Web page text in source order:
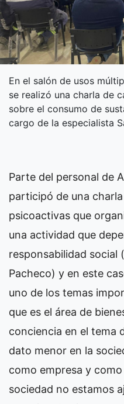
En el salón de usos
se realizó una charla de
sobre el consumo de
cargo de la especialista
Parte del personal de
participó de una
psicoactivas que
una actividad que
responsabilidad social
Pacheco) y en este
uno de los temas
que es el área de
conciencia en el tema
dato menor en la
como empresa y
sociedad no estamos